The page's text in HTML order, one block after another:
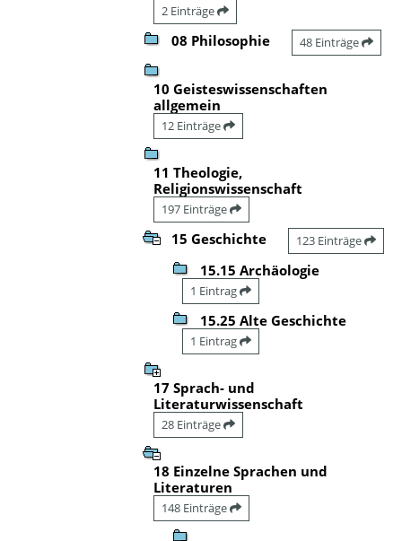
2 Einträge
08 Philosophie 48 Einträge
10 Geisteswissenschaften
allgemein
12 Einträge
11 Theologie,
Religionswissenschaft
197 Einträge
15 Geschichte 123 Einträge
15.15 Archäologie
1 Eintrag
15.25 Alte Geschichte
1 Eintrag
17 Sprach- und
Literaturwissenschaft
28 Einträge
18 Einzelne Sprachen und
Literaturen
148 Einträge